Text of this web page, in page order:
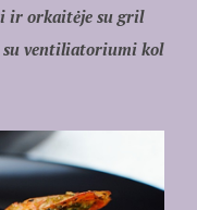
ir orkaitėje su gril
su ventiliatoriumi kol